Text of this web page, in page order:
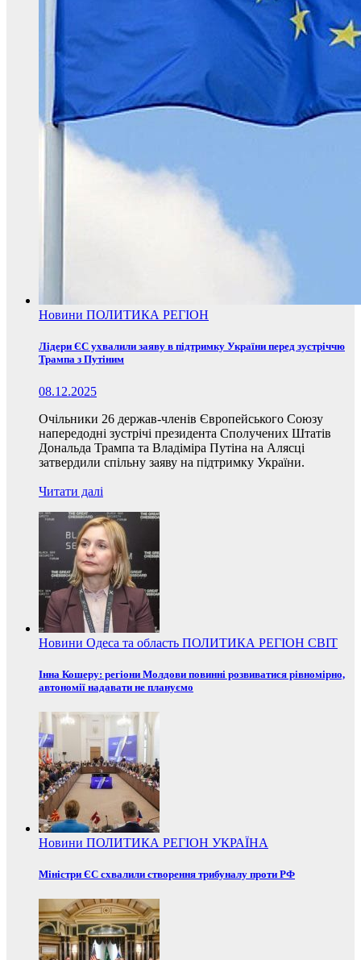
Новини ПОЛИТИКА РЕГІОН
Лідери ЄС ухвалили заяву в підтримку України перед зустріччю
Трампа з Путіним
08.12.2025
Очільники 26 держав-членів Європейського Союзу
напередодні зустрічі президента Сполучених Штатів
Дональда Трампа та Владіміра Путіна на Алясці
затвердили спільну заяву на підтримку України.
Читати далі
Новини Одеса та область ПОЛИТИКА РЕГІОН СВІТ
Інна Кошеру: регіони Молдови повинні розвиватися рівномірно,
автономії надавати не плануємо
Новини ПОЛИТИКА РЕГІОН УКРАЇНА
Міністри ЄС схвалили створення трибуналу проти РФ